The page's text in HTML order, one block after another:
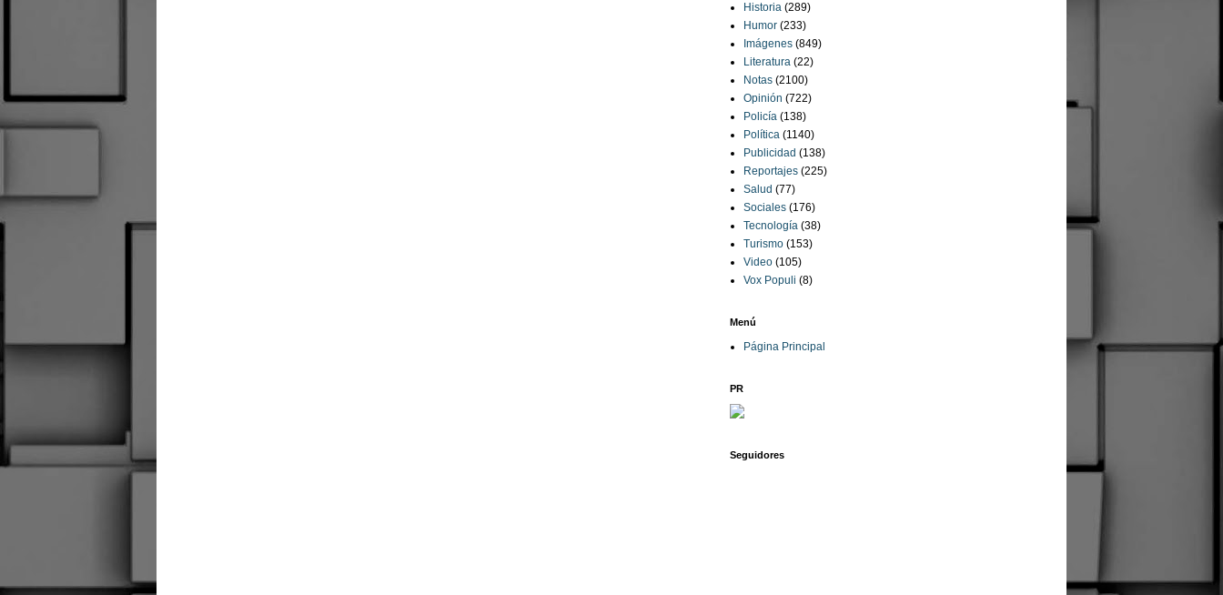
Historia (289)
Humor (233)
Imágenes (849)
Literatura (22)
Notas (2100)
Opinión (722)
Policía (138)
Política (1140)
Publicidad (138)
Reportajes (225)
Salud (77)
Sociales (176)
Tecnología (38)
Turismo (153)
Video (105)
Vox Populi (8)
Menú
Página Principal
PR
Seguidores